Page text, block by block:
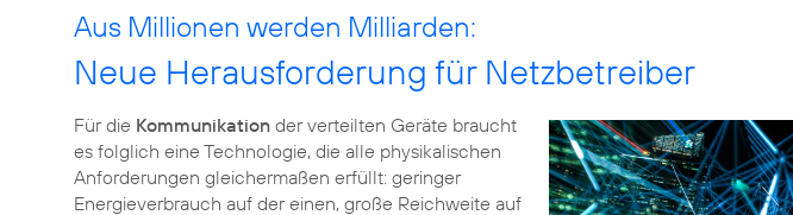
Aus Millionen werden Milliarden:
Neue Herausforderung für Netzbetreiber
Für die Kommunikation der verteilten Geräte braucht
es folglich eine Technologie, die alle physikalischen
Anforderungen gleichermaßen erfüllt: geringer
Energieverbrauch auf der einen, große Reichweite auf